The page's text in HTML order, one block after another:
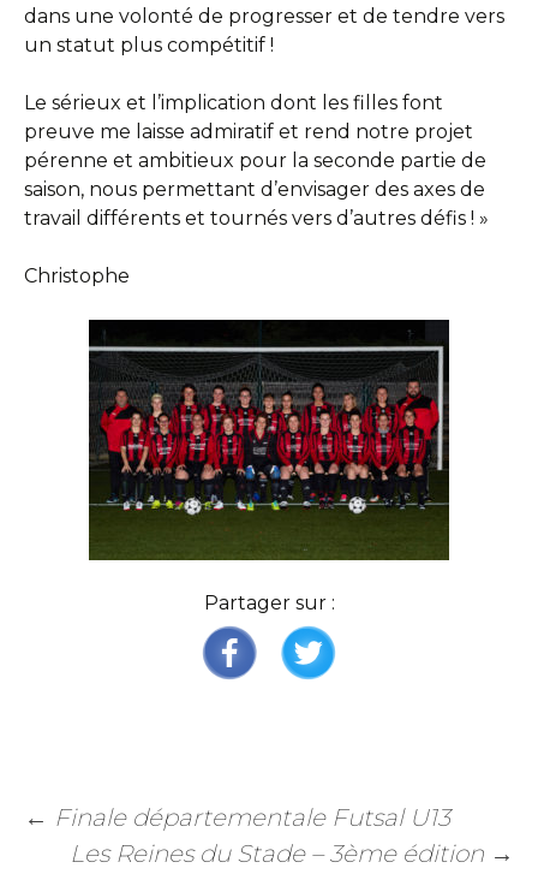
dans une volonté de progresser et de tendre vers
un statut plus compétitif !
Le sérieux et l’implication dont les filles font
preuve me laisse admiratif et rend notre projet
pérenne et ambitieux pour la seconde partie de
saison, nous permettant d’envisager des axes de
travail différents et tournés vers d’autres défis ! »
Christophe
Partager sur :
← Finale départementale Futsal U13
Les Reines du Stade – 3ème édition →